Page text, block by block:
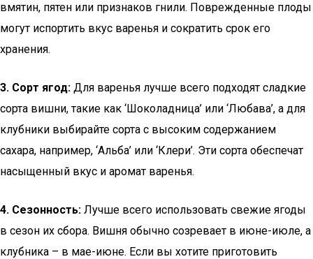
вмятин, пятен или признаков гнили. Поврежденные плоды
могут испортить вкус варенья и сократить срок его
хранения.
3. Сорт ягод: Для варенья лучше всего подходят сладкие
сорта вишни, такие как ‘Шоколадница’ или ‘Любава’, а для
клубники выбирайте сорта с высоким содержанием
сахара, например, ‘Альба’ или ‘Клери’. Эти сорта обеспечат
насыщенный вкус и аромат варенья.
4. Сезонность: Лучше всего использовать свежие ягоды
в сезон их сбора. Вишня обычно созревает в июне-июле, а
клубника – в мае-июне. Если вы хотите приготовить